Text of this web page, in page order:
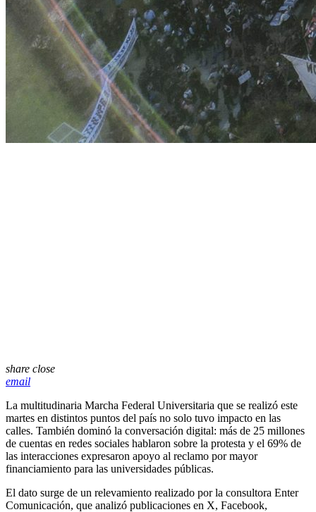
share close
email
La multitudinaria Marcha Federal Universitaria que se realizó este
martes en distintos puntos del país no solo tuvo impacto en las
calles. También dominó la conversación digital: más de 25 millones
de cuentas en redes sociales hablaron sobre la protesta y el 69% de
las interacciones expresaron apoyo al reclamo por mayor
financiamiento para las universidades públicas.
El dato surge de un relevamiento realizado por la consultora Enter
Comunicación, que analizó publicaciones en X, Facebook,